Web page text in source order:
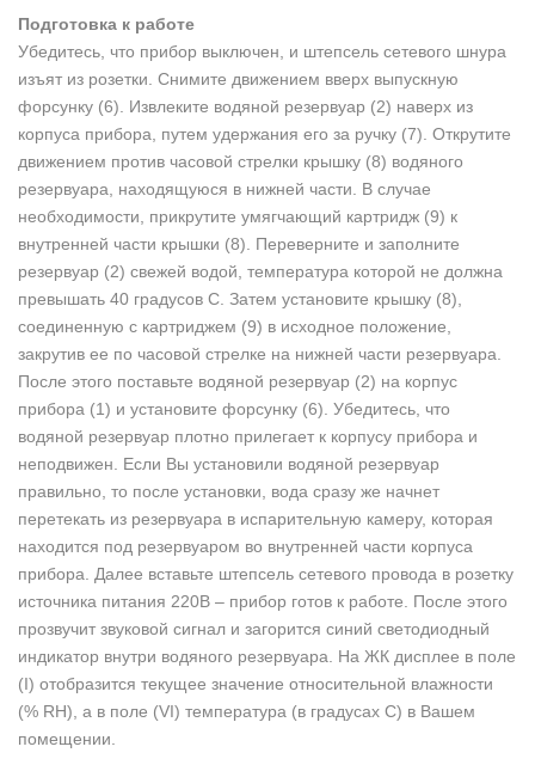
Подготовка к работе
Убедитесь, что прибор выключен, и штепсель сетевого шнура
изъят из розетки. Снимите движением вверх выпускную
форсунку (6). Извлеките водяной резервуар (2) наверх из
корпуса прибора, путем удержания его за ручку (7). Открутите
движением против часовой стрелки крышку (8) водяного
резервуара, находящуюся в нижней части. В случае
необходимости, прикрутите умягчающий картридж (9) к
внутренней части крышки (8). Переверните и заполните
резервуар (2) свежей водой, температура которой не должна
превышать 40 градусов С. Затем установите крышку (8),
соединенную с картриджем (9) в исходное положение,
закрутив ее по часовой стрелке на нижней части резервуара.
После этого поставьте водяной резервуар (2) на корпус
прибора (1) и установите форсунку (6). Убедитесь, что
водяной резервуар плотно прилегает к корпусу прибора и
неподвижен. Если Вы установили водяной резервуар
правильно, то после установки, вода сразу же начнет
перетекать из резервуара в испарительную камеру, которая
находится под резервуаром во внутренней части корпуса
прибора. Далее вставьте штепсель сетевого провода в розетку
источника питания 220В – прибор готов к работе. После этого
прозвучит звуковой сигнал и загорится синий светодиодный
индикатор внутри водяного резервуара. На ЖК дисплее в поле
(I) отобразится текущее значение относительной влажности
(% RH), а в поле (VI) температура (в градусах С) в Вашем
помещении.